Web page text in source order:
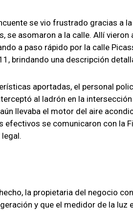
se vio frustrado gracias a
se asomaron a la calle. Allí
a paso rápido por la calle
brindando una descripción
aportadas, el personal
al ladrón en la
llevaba el motor del aire
efectivos se comunicaron con la
la propietaria del negocio
y que el medidor de la luz